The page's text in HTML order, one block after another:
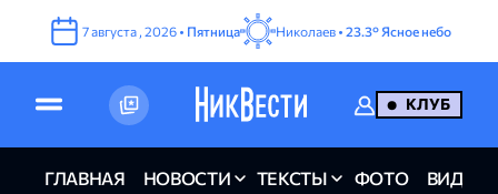
7августа , 2026 • Пятница Николаев • 23.3° Ясное небо
КЛУБ
ГЛАВНАЯ НОВОСТИ ТЕКСТЫ ФОТО ВИДЕО